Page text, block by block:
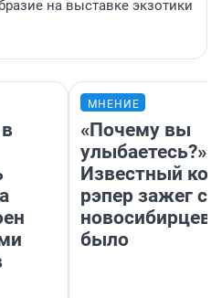
на выставке экзотики
МНЕНИЕ
«Почему вы
улыбаетесь?»
Известный
рэпер зажег с
новосибирцев:
было